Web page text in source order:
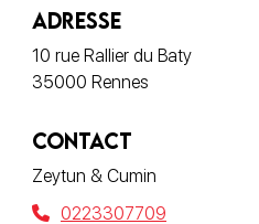
ADRESSE
10 rue Rallier du Baty
35000 Rennes
CONTACT
Zeytun & Cumin
0223307709